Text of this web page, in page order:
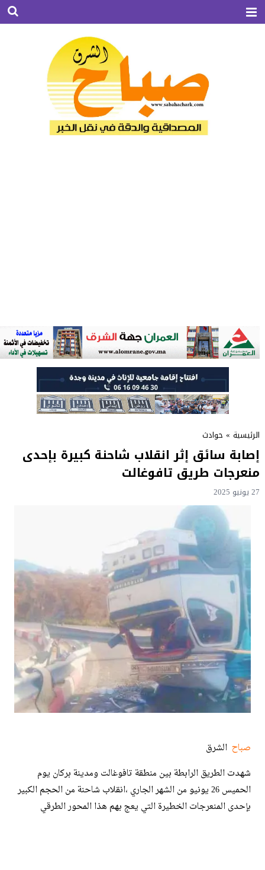
الرئيسية » حوادث
إصابة سائق إثر انقلاب شاحنة كبيرة بإحدى
منعرجات طريق تافوغالت
27 يونيو 2025
صباحالشرق
شهدت الطريق الرابطة بين منطقة تافوغالت ومدينة بركان يوم
الحميس 26 يونيو من الشهر الجاري ،انقلاب شاحنة من الحجم الكبير
بإحدى المنعرجات الخطيرة التي يعج بهم هذا المحور الطرقي